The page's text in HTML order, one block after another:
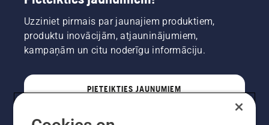
Uzziniet pirmais par jaunajiem produktiem,
produktu inovācijām, atjauninājumiem,
kampaņām un citu noderīgu informāciju.
PIETEIKTIES JAUNUMIEM